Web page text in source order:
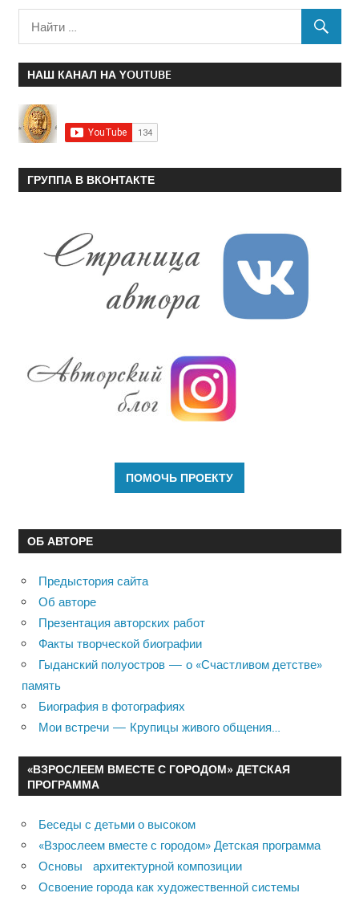
НАШ КАНАЛ НА YOUTUBE
ГРУППА В ВКОНТАКТЕ
ОБ АВТОРЕ
Предыстория сайта
Об авторе
Презентация авторских работ
Факты творческой биографии
Гыданский полуостров — о «Счастливом детстве»
память
Биография в фотографиях
Мои встречи — Крупицы живого общения…
«ВЗРОСЛЕЕМ ВМЕСТЕ С ГОРОДОМ» ДЕТСКАЯ
ПРОГРАММА
Беседы с детьми о высоком
«Взрослеем вместе с городом» Детская программа
Основы архитектурной композиции
Освоение города как художественной системы